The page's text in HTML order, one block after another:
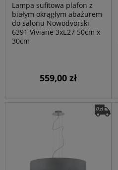
Lampa sufitowa plafon z
białym okrągłym abażurem
do salonu Nowodvorski
6391 Viviane 3xE27 50cm x
30cm
559,00 zł